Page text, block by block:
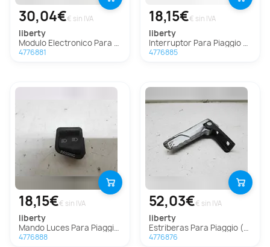
30,04€€ sin IVA
liberty
Modulo Electronico Para Piaggio (Vespa) Liberty
4776881
18,15€€ sin IVA
liberty
Interruptor Para Piaggio (Vespa) Liberty
4776885
18,15€€ sin IVA
liberty
Mando Luces Para Piaggio (Vespa) Liberty
4776888
52,03€€ sin IVA
liberty
Estriberas Para Piaggio (Vespa) Liberty
4776876